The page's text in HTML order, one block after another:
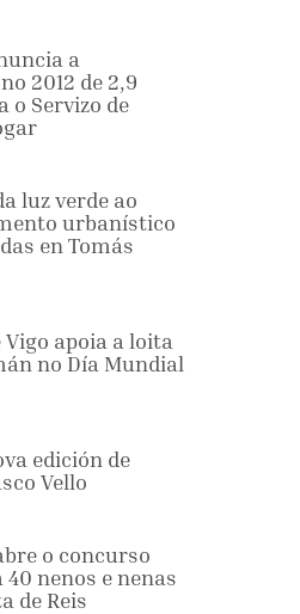
a
2012 de 2,9
o Servizo de
luz verde ao
urbanístico
en Tomás
Vigo apoia a loita
no Día Mundial
edición de
Vello
o concurso
nenos e nenas
de Reis